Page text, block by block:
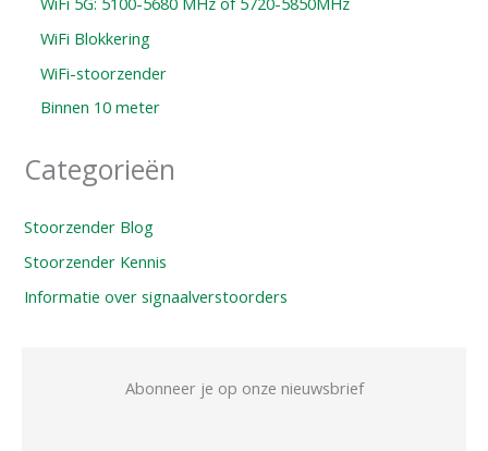
WiFi Blokkering
WiFi-stoorzender
Binnen 10 meter
Categorieën
Stoorzender Blog
Stoorzender Kennis
Informatie over signaalverstoorders
Abonneer je op onze nieuwsbrief